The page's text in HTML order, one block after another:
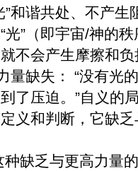
”和谐共处、不产生
光”（即宇宙/神的
不会产生摩擦和
量缺失： “没有光
了压迫。”自义的
义和判断，它缺
缺乏与更高力量